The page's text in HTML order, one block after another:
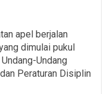
apel berjalan
dimulai pukul
Undang
Peraturan Disiplin